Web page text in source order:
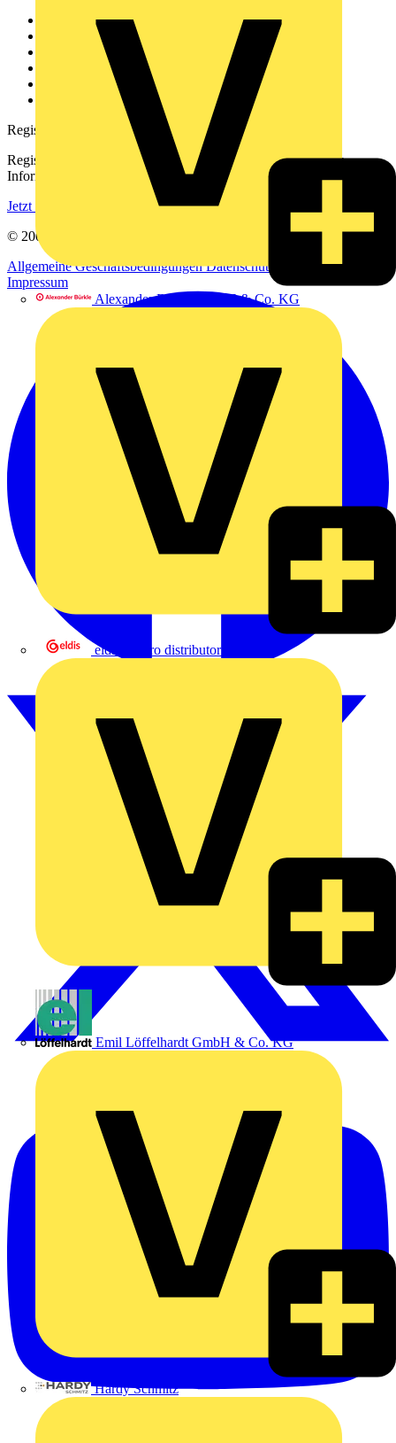
Alexander Bürkle GmbH & Co. KG
eldis electro distributor GmbH
Emil Löffelhardt GmbH & Co. KG
Hardy Schmitz
Weitere Links
Downloadbereich (PDFs)
Häufig gestellte Fragen
voltimum.com
Registrierung
Registrieren Sie sich kostenlos und erhalten Sie stets aktuelle
Informationen aus der Elektroindustrie.
Jetzt registrieren
© 2002-
Allgemeine GeschäftsbedingungenDatenschutzerklärung
Impressum